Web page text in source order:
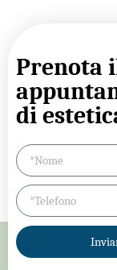
Prenota
di